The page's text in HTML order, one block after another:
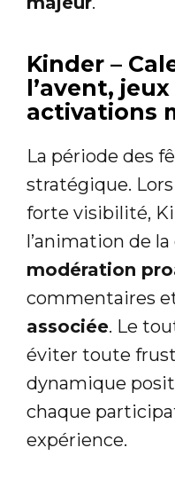
Kinder –
l’avent,
activations
La période des
stratégique.
forte visibilité,
l’animation de
modération
commentaires
associée. Le
éviter toute
dynamique
chaque
expérience.